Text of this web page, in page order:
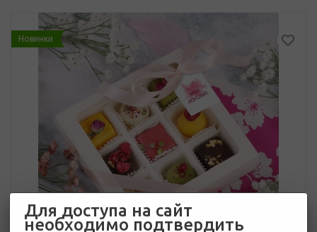
Новинки
Для доступа на сайт
необходимо подтвердить